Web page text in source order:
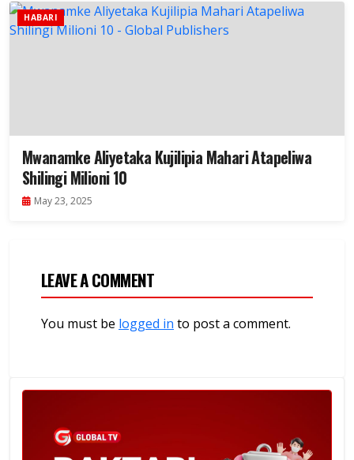
HABARI
Mwanamke Aliyetaka Kujilipia Mahari Atapeliwa
Shilingi Milioni 10
May 23, 2025
LEAVE A COMMENT
You must be logged in to post a comment.